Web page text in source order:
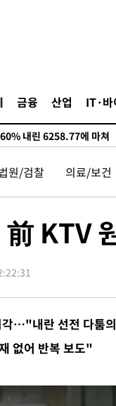
금융 산업 IT·바
자…"AI 메모리 수요 선제
린 798.81마감
내린 6258.77에 마쳐
원 마감
' 신용해 前교정본부장 기소
적 공분에 수사 재개"
…'쑥대밭' 된 축구협회
김태유 서울대 공대 교수
27.5%↑…무역총액
심도 징역 3년
사' 유병호 구속기소
대경보, 폭염경보로 하향
시 낮은 계급 임용…희망지
원/검찰 의료/보건
KTV
각…"내란 선전 다툼
없어 반복 보도"